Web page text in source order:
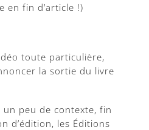
en fin d’article !)
toute particulière,
la sortie du livre
peu de contexte, fin
d’édition, les Éditions